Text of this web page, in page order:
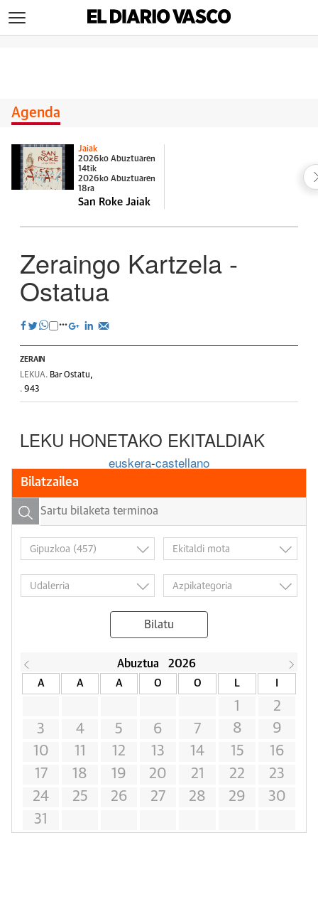
Agenda
Jaiak
2026ko Abuztuaren
14tik
2026ko Abuztuaren
18ra
San Roke Jaiak
Zeraingo Kartzela -
Ostatua
ZERAIN
LEKUA. Bar Ostatu,
. 943
LEKU HONETAKO EKITALDIAK
euskera-castellano
Bilatzailea
Bilatu
Abuztua 2026
A A A O O L
1
2
3
4 5 6 7 8
9
10
11 12 13 14 15
16
17
18 19 20 21 22
23
24
25 26 27 28 29
30
31